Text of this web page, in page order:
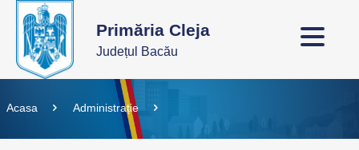
Primăria Cleja
Județul Bacău
Acasa Administrație